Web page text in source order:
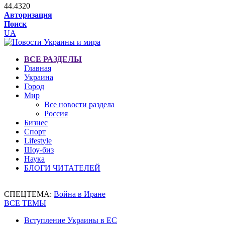
44.4320
Авторизация
Поиск
UA
ВСЕ РАЗДЕЛЫ
Главная
Украина
Город
Мир
Все новости раздела
Россия
Бизнес
Спорт
Lifestyle
Шоу-биз
Наука
БЛОГИ ЧИТАТЕЛЕЙ
СПЕЦТЕМА: Война в Иране
ВСЕ ТЕМЫ
Вступление Украины в ЕС